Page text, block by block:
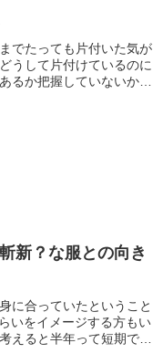
でたっても片付いた気が
うして片付けているのに
るか把握していないから
新？な服との向き
に合っていたということ
いをイメージする方もい
えると半年って短期です